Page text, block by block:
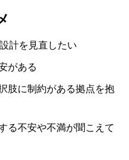
計を見直したい
がある
肢に制約がある拠点を抱
る不安や不満が聞こえて